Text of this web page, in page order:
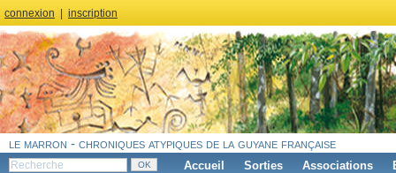
connexion inscription
le marron - chroniques atypiques de la guyane française
Accueil Sorties Associations